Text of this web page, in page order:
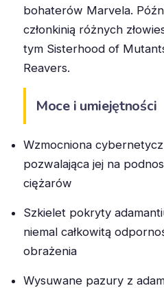
bohaterów Marvela.
członkinią różnych
tym Sisterhood of
Reavers.
Moce i umiejętności
Wzmocniona
pozwalająca jej na
ciężarów
Szkielet pokryty
niemal całkowitą
obrażenia
Wysuwane pazury z